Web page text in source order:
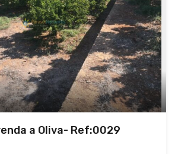
a Oliva- Ref:0029